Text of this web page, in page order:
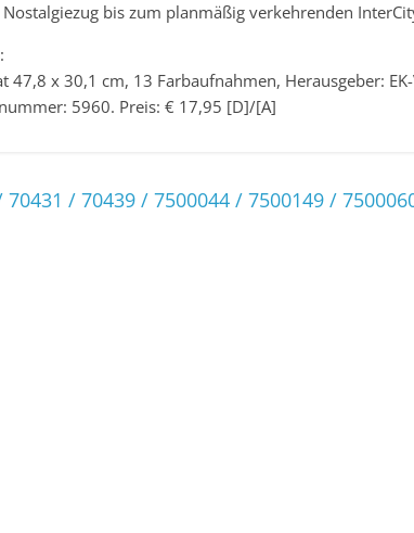
bis zum planmäßig verkehrenden
47,8 x 30,1 cm, 13 Farbaufnahmen, Herausgeber:
5960. Preis: € 17,95 [D]/[A]
70431 / 70439 / 7500044 / 7500149 /